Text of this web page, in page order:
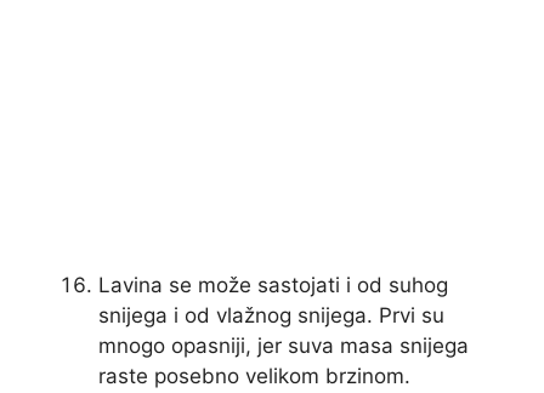
Lavina se može sastojati i od suhog
snijega i od vlažnog snijega. Prvi su
mnogo opasniji, jer suva masa snijega
raste posebno velikom brzinom.